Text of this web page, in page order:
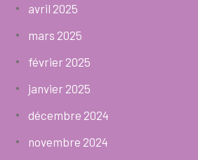
avril 2025
mars 2025
février 2025
janvier 2025
décembre 2024
novembre 2024